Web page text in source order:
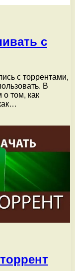
с
с торрентами,
В
том, как